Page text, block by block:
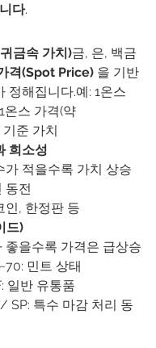
다.
금속 가치)금, 은, 백금
격(Spot Price) 을 기반
정해집니다.예: 1온스
스 가격(약
준 가치
희소성
가 적을수록 가치 상승
동전
인, 한정판 등
드)
좋을수록 가격은 급상승
민트 상태
일반 유통품
SP: 특수 마감 처리 동